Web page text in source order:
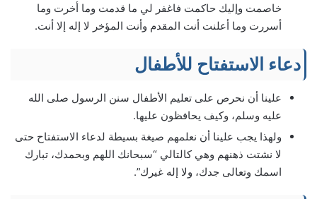
خاصمت وإليك حاكمت فاغفر لي ما قدمت وما أخرت وما
أسررت وما أعلنت أنت المقدم وأنت المؤخر لا إله إلا أنت.
دعاء الاستفتاح للأطفال
علينا أن نحرص على تعليم الأطفال سنن الرسول صلى الله
عليه وسلم، وكيف يحافظون عليها.
ولهذا يجب علينا أن نعلمهم صيغة بسيطة لدعاء الاستفتاح حتى
لا نشتت ذهنهم وهي كالتالي “سبحانك اللهم وبحمدك، تبارك
اسمك وتعالى جدك، ولا إله غيرك”.